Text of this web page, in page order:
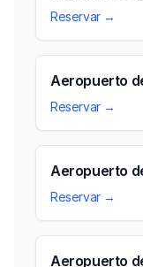
Reservar →
Aeropuerto
Reservar →
Aeropuerto
Reservar →
Aeropuerto